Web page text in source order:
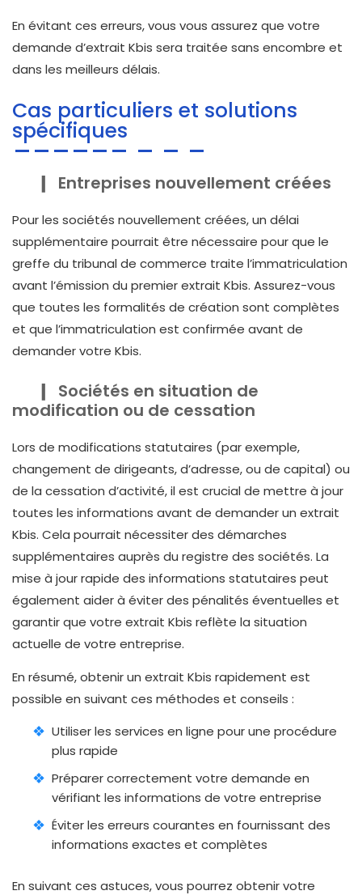
En évitant ces erreurs, vous vous assurez que votre
demande d’extrait Kbis sera traitée sans encombre et
dans les meilleurs délais.
Cas particuliers et solutions
spécifiques
Entreprises nouvellement créées
Pour les sociétés nouvellement créées, un délai
supplémentaire pourrait être nécessaire pour que le
greffe du tribunal de commerce traite l’immatriculation
avant l’émission du premier extrait Kbis. Assurez-vous
que toutes les formalités de création sont complètes
et que l’immatriculation est confirmée avant de
demander votre Kbis.
Sociétés en situation de
modification ou de cessation
Lors de modifications statutaires (par exemple,
changement de dirigeants, d’adresse, ou de capital) ou
de la cessation d’activité, il est crucial de mettre à jour
toutes les informations avant de demander un extrait
Kbis. Cela pourrait nécessiter des démarches
supplémentaires auprès du registre des sociétés. La
mise à jour rapide des informations statutaires peut
également aider à éviter des pénalités éventuelles et
garantir que votre extrait Kbis reflète la situation
actuelle de votre entreprise.
En résumé, obtenir un extrait Kbis rapidement est
possible en suivant ces méthodes et conseils :
Utiliser les services en ligne pour une procédure
plus rapide
Préparer correctement votre demande en
vérifiant les informations de votre entreprise
Éviter les erreurs courantes en fournissant des
informations exactes et complètes
En suivant ces astuces, vous pourrez obtenir votre